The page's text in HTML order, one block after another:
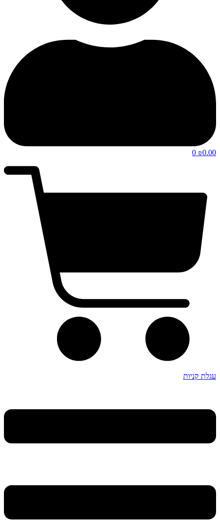
₪0.00
0
עגלת קניות